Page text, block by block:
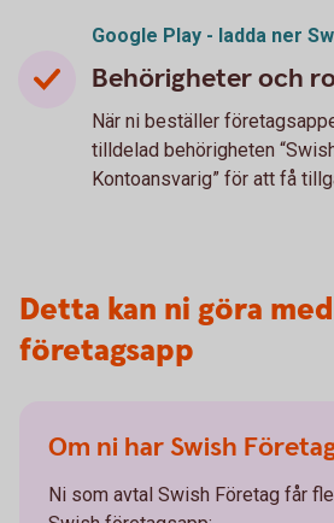
Google Play - ladda ner
Behörigheter och
När ni beställer
tilldelad behörigheten
Kontoansvarig” för att få
Detta kan ni göra
företagsapp
Om ni har Swish
Ni som avtal Swish Företag får